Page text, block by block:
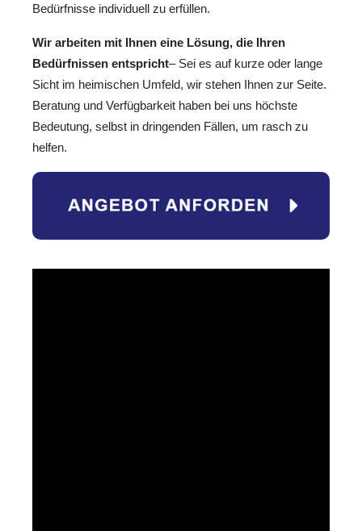
Bedürfnisse individuell zu erfüllen.
Wir arbeiten mit Ihnen eine Lösung, die Ihren
Bedürfnissen entspricht– Sei es auf kurze oder lange
Sicht im heimischen Umfeld, wir stehen Ihnen zur Seite.
Beratung und Verfügbarkeit haben bei uns höchste
Bedeutung, selbst in dringenden Fällen, um rasch zu
helfen.